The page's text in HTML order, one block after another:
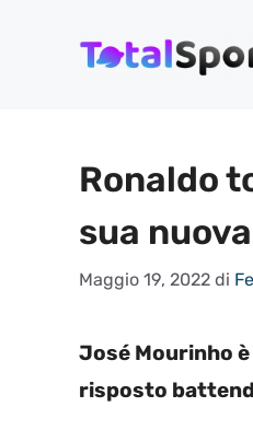
Ronaldo
sua
Maggio 19, 2022 di
José Mourinho
risposto